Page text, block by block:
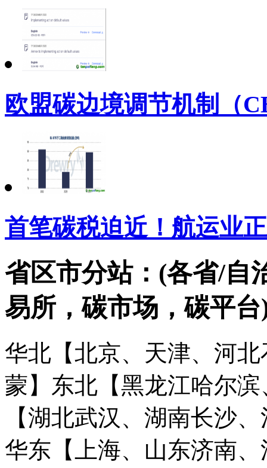
欧盟碳边境调节机制（
首笔碳税迫近！航运业
省区市分站：(各省/自
易所，碳市场，碳平台
华北【北京、天津、河
蒙】 东北【黑龙江哈尔
【湖北武汉、湖南长沙
华东【上海、山东济南